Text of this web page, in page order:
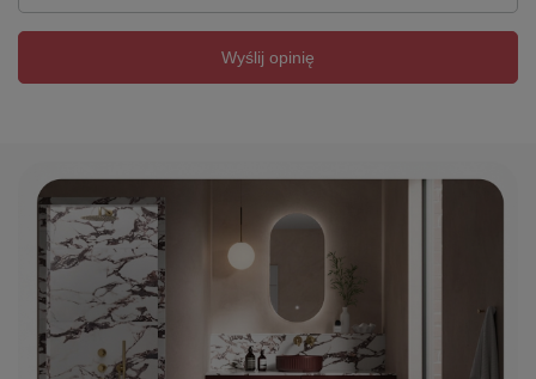
Wyślij opinię